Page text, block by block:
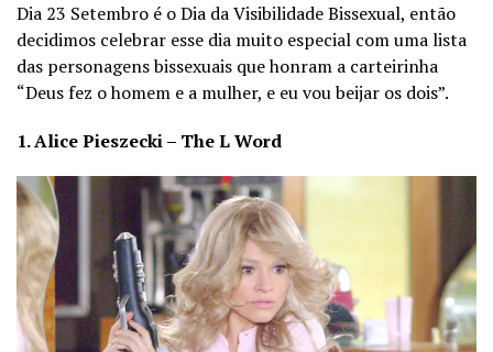
Dia 23 Setembro é o Dia da Visibilidade Bissexual, então
decidimos celebrar esse dia muito especial com uma lista
das personagens bissexuais que honram a carteirinha
“Deus fez o homem e a mulher, e eu vou beijar os dois”.
1. Alice Pieszecki – The L Word